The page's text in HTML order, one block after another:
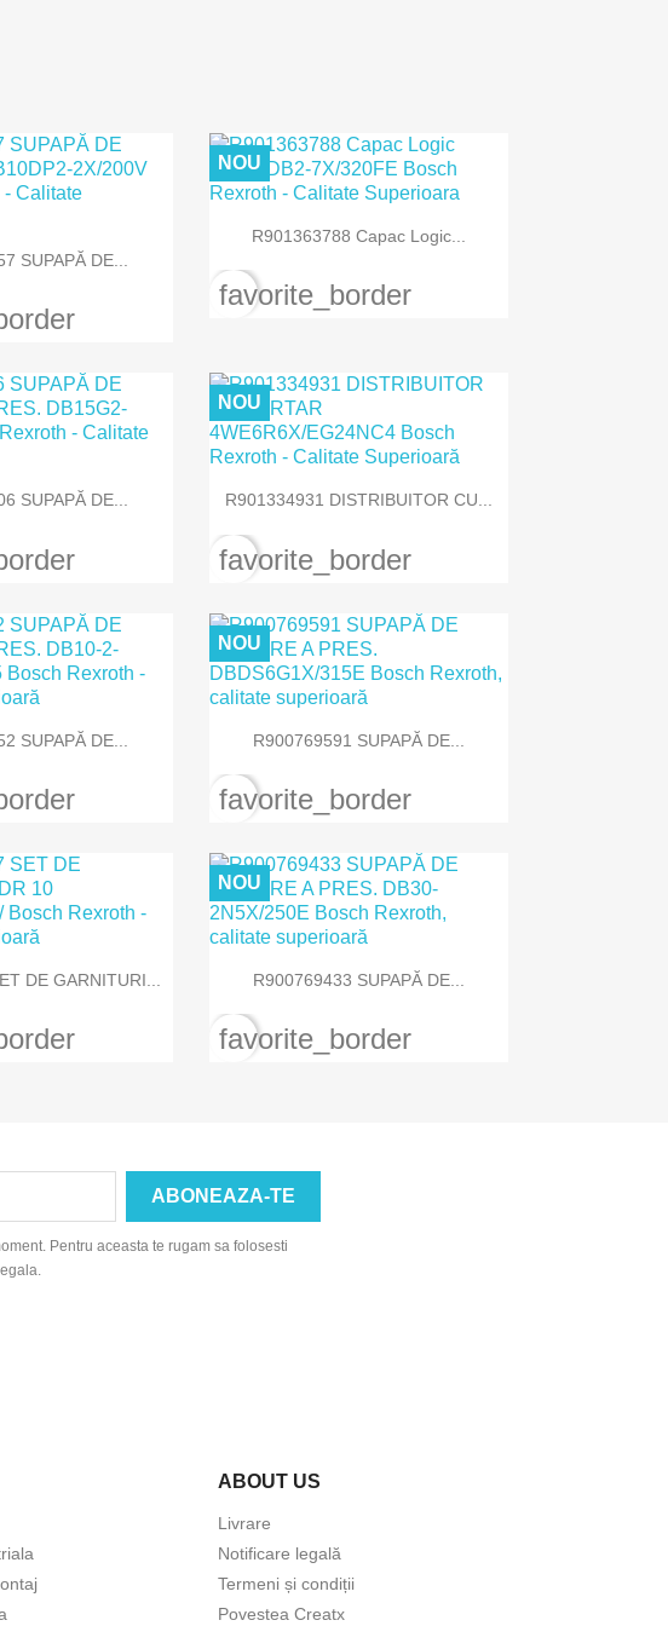
rapida
SUPAPĂ DE...
 Vizualizare rapida
R901363788 Capac Logic...
NOU
favorite_border
rapida
SUPAPĂ DE...  Vizualizare rapida
R901334931 DISTRIBUITOR CU...
NOU
favorite_border
rapida
SUPAPĂ DE...  Vizualizare rapida
R900769591 SUPAPĂ DE...
NOU
favorite_border
rapida
DE GARNITURI...  Vizualizare rapida
R900769433 SUPAPĂ DE...
NOU
favorite_border
Pentru aceasta te rugam sa folosesti
ABOUT US
Livrare
Notificare legală
Termeni și condiții
Povestea Creatx